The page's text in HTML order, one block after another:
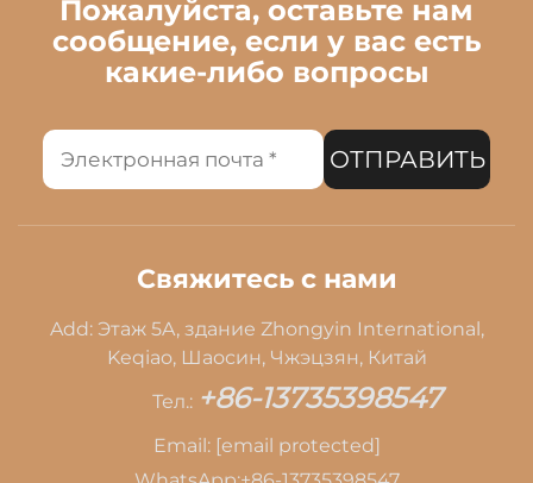
Пожалуйста, оставьте нам
сообщение, если у вас есть
какие-либо вопросы
ОТПРАВИТЬ
Свяжитесь с нами
Add: Этаж 5A, здание Zhongyin International,
Keqiao, Шаосин, Чжэцзян, Китай
Тел.: +86-13735398547
Email: [email protected]